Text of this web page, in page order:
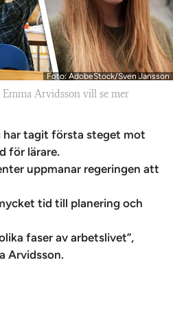
Foto: AdobeStock/Sven Jansson
Arvidsson vill se mer
har tagit första steget mot
för lärare.
uppmanar regeringen att
tid till planering och
faser av arbetslivet”,
Arvidsson.